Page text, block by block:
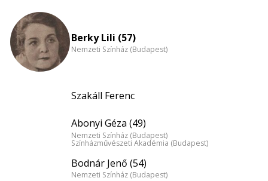
Berky Lili (57)
Nemzeti Színház (Budapest)
Szakáll Ferenc
Abonyi Géza (49)
Nemzeti Színház (Budapest)
Színházművészeti Akadémia (Budapest)
Bodnár Jenő (54)
Nemzeti Színház (Budapest)